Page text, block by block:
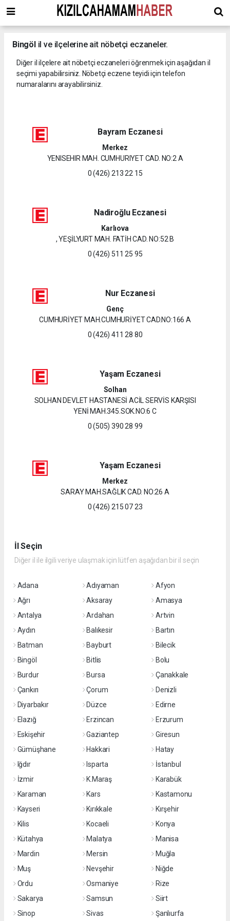
Bingölil ve ilçelerine ait nöbetçi eczaneler.
Diğer il ilçelere ait nöbetçi eczaneleri öğrenmek için aşağıdan il
seçimi yapabilirsiniz. Nöbetçi eczene teyidi için telefon
numaralarını arayabilirsiniz.
Bayram Eczanesi
Merkez
YENISEHIR MAH. CUMHURIYET CAD. NO:2 A
0 (426) 213 22 15
Nadiroğlu Eczanesi
Karlıova
, YEŞİLYURT MAH. FATİH CAD. NO:52 B
0 (426) 511 25 95
Nur Eczanesi
Genç
CUMHURİYET MAH.CUMHURİYET CAD.NO:166 A
0 (426) 411 28 80
Yaşam Eczanesi
Solhan
SOLHAN DEVLET HASTANESİ ACİL SERVİS KARŞISI
YENİ MAH.345.SOK.NO:6 C
0 (505) 390 28 99
Yaşam Eczanesi
Merkez
SARAY MAH.SAĞLIK CAD. NO:26 A
0 (426) 215 07 23
İl Seçin
Diğer il ile ilgili veriye ulaşmak için lütfen aşağıdan bir il seçin
Adana Adıyaman
Afyon
Ağrı
Aksaray
Amasya
Antalya
Ardahan
Artvin
Aydın
Balıkesir
Bartın
Batman
Bayburt
Bilecik
Bingöl
Bitlis
Bolu
Burdur
Bursa
Çanakkale
Çankırı
Çorum
Denizli
Diyarbakır
Düzce
Edirne
Elazığ
Erzincan
Erzurum
Eskişehir
Gaziantep
Giresun
Gümüşhane
Hakkari
Hatay
Iğdır
Isparta
İstanbul
İzmir
K.Maraş
Karabük
Karaman
Kars
Kastamonu
Kayseri
Kırıkkale
Kırşehir
Kilis
Kocaeli
Konya
Kütahya
Malatya
Manisa
Mardin
Mersin
Muğla
Muş
Nevşehir
Niğde
Ordu
Osmaniye
Rize
Sakarya
Samsun
Siirt
Sinop
Sivas Şanlıurfa